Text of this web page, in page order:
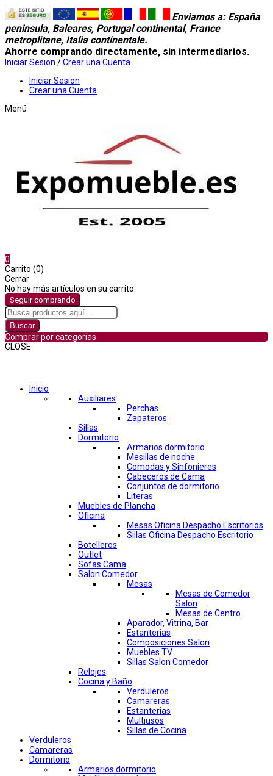
Enviamos a: España
peninsula, Baleares, Portugal continental, France
metroplitane, Italia continentale.
Ahorre comprando directamente, sin intermediarios.
Iniciar Sesion /Crear una Cuenta
Iniciar Sesion
Crear una Cuenta
Menú
0
Carrito (0)
Cerrar
No hay más artículos en su carrito
Seguir comprando
Buscar
Comprar por categorías
CLOSE
Inicio
Auxiliares
Perchas
Zapateros
Sillas
Dormitorio
Armarios dormitorio
Mesillas de noche
Comodas y Sinfonieres
Cabeceros de Cama
Conjuntos de dormitorio
Literas
Muebles de Plancha
Oficina
Mesas Oficina Despacho Escritorios
Sillas Oficina Despacho Escritorio
Botelleros
Outlet
Sofas Cama
Salon Comedor
Mesas
Mesas de Comedor
Salon
Mesas de Centro
Aparador, Vitrina, Bar
Estanterias
Composiciones Salon
Muebles TV
Sillas Salon Comedor
Relojes
Cocina y Baño
Verduleros
Camareras
Estanterias
Multiusos
Sillas de Cocina
Verduleros
Camareras
Dormitorio
Armarios dormitorio